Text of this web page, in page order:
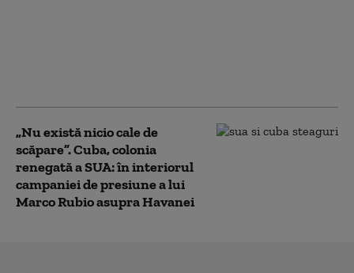
„Nu există nicio cale de
scăpare”. Cuba, colonia
renegată a SUA: în interiorul
campaniei de presiune a lui
Marco Rubio asupra Havanei